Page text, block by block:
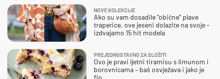
NOVE KOLEKCIJE
Ako su vam dosadile “obične” plave
traperice, ove jeseni dolazite na svoje -
izdvajamo 15 hit modela
PREJEDNOSTAVNO ZA SLOŽITI
Ovo je pravi ljetni tiramisu s limunom i
borovnicama – baš osvježava i jako je
fin